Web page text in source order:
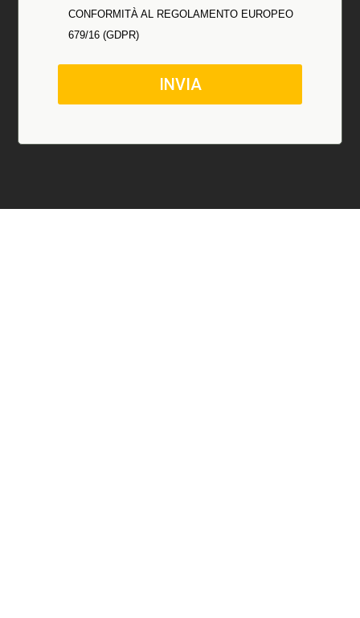
CONFORMITÀ AL REGOLAMENTO EUROPEO
679/16 (GDPR)
INVIA